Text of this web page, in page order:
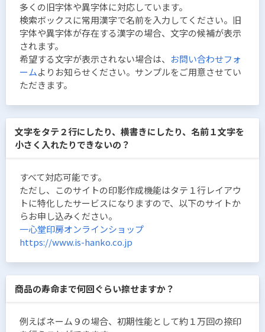
多くの旧字体や異字体に対応しています。
検索ボックスに常用漢字で名前を入力してください。旧
字体や異字体が存在する漢字の場合、文字の候補が表示
されます。
希望する文字が表示されない場合は、 お問い合わせフォ
ームよりお知らせください。サンプルをご用意させてい
ただきます。
文字をタテ２行にしたり、横書きにしたり、名前１文字を
小さく入れたりできないの？
すべて対応可能です。
ただし、このサイトの印影作成機能はタテ１行レイアウ
トに特化したサービスになりますので、以下のサイトか
らお申し込みください。
一心堂印房オンラインショップ
https://www.is-hanko.co.jp
商品の寿命まで何回ぐらい捺せますか？
例えばネーム９の場合、初期性能として約１万回の捺印